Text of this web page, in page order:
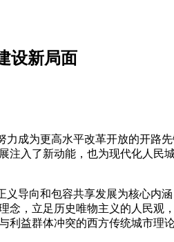
设新局面
成为更高水平改革开放的开路
注入了新动能，也为现代化人民
导向和包容共享发展为核心内
念，立足历史唯物主义的人民观
利益群体冲突的西方传统城市理